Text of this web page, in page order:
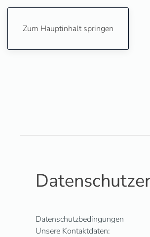
Zum Hauptinhalt springen
Datenschutzbedingungen
Unsere Kontaktdaten: